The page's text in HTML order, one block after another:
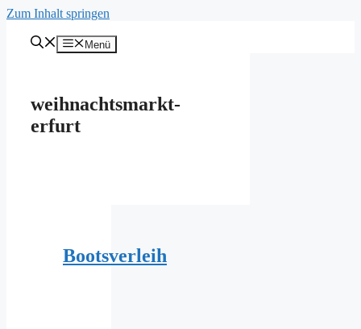
Zum Inhalt springen
Menü
weihnachtsmarkt-
erfurt
Bootsverleih